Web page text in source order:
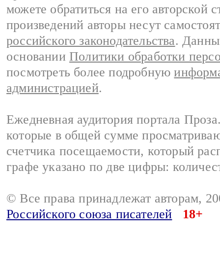
можете обратиться на его авторской
произведений авторы несут
российского законодательства.
основании Политики обработки
посмотреть более подробную
администрацией.
Ежедневная аудитория портала
которые в общей сумме
счетчика посещаемости, который
графе указано по две цифры:
© Все права принадлежат авторам,
Российского союза писателей
18+